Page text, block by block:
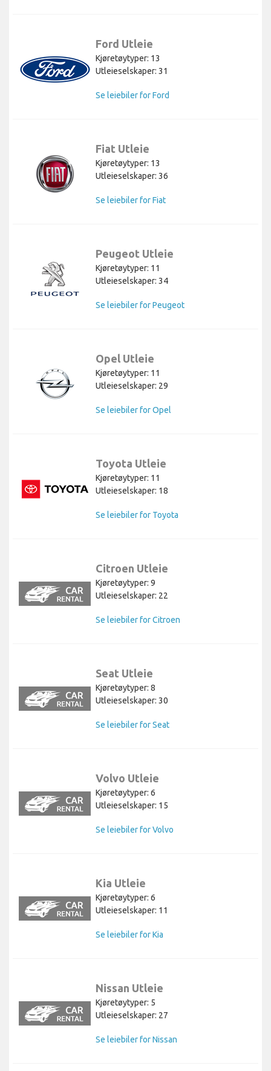
Ford Utleie
Kjøretøytyper: 13
Utleieselskaper: 31
Se leiebiler for Ford
Fiat Utleie
Kjøretøytyper: 13
Utleieselskaper: 36
Se leiebiler for Fiat
Peugeot Utleie
Kjøretøytyper: 11
Utleieselskaper: 34
Se leiebiler for Peugeot
Opel Utleie
Kjøretøytyper: 11
Utleieselskaper: 29
Se leiebiler for Opel
Toyota Utleie
Kjøretøytyper: 11
Utleieselskaper: 18
Se leiebiler for Toyota
Citroen Utleie
Kjøretøytyper: 9
Utleieselskaper: 22
Se leiebiler for Citroen
Seat Utleie
Kjøretøytyper: 8
Utleieselskaper: 30
Se leiebiler for Seat
Volvo Utleie
Kjøretøytyper: 6
Utleieselskaper: 15
Se leiebiler for Volvo
Kia Utleie
Kjøretøytyper: 6
Utleieselskaper: 11
Se leiebiler for Kia
Nissan Utleie
Kjøretøytyper: 5
Utleieselskaper: 27
Se leiebiler for Nissan